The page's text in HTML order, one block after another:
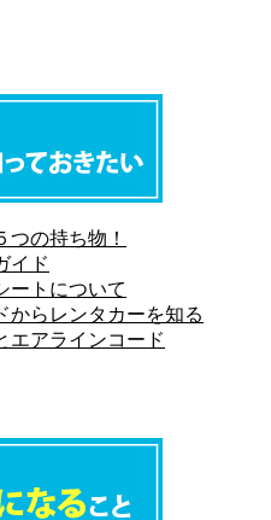
の持ち物！
イド
ートについて
からレンタカーを知る
エアラインコード